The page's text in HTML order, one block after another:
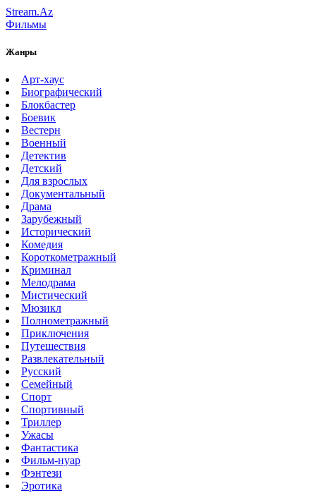
Stream.Az
Фильмы
Жанры
Арт-хаус
Биографический
Блокбастер
Боевик
Вестерн
Военный
Детектив
Детский
Для взрослых
Документальный
Драма
Зарубежный
Исторический
Комедия
Короткометражный
Криминал
Мелодрама
Мистический
Мюзикл
Полнометражный
Приключения
Путешествия
Развлекательный
Русский
Семейный
Спорт
Спортивный
Триллер
Ужасы
Фантастика
Фильм-нуар
Фэнтези
Эротика